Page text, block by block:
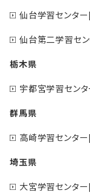
仙台学習センタ
仙台第二学習セ
栃木県
宇都宮学習セン
群馬県
高崎学習センタ
埼玉県
大宮学習センタ